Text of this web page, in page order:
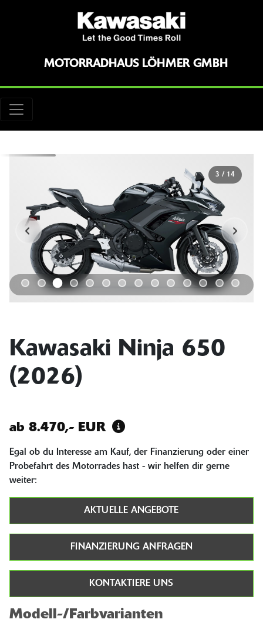
MOTORRADHAUS LÖHMER GMBH
3 / 14
Kawasaki Ninja 650
(2026)
Modell-/Farbvarianten
ab 8.470,- EUR
Egal ob du Interesse am Kauf, der Finanzierung oder einer
Probefahrt des Motorrades hast - wir helfen dir gerne
weiter:
AKTUELLE ANGEBOTE
FINANZIERUNG ANFRAGEN
KONTAKTIERE UNS